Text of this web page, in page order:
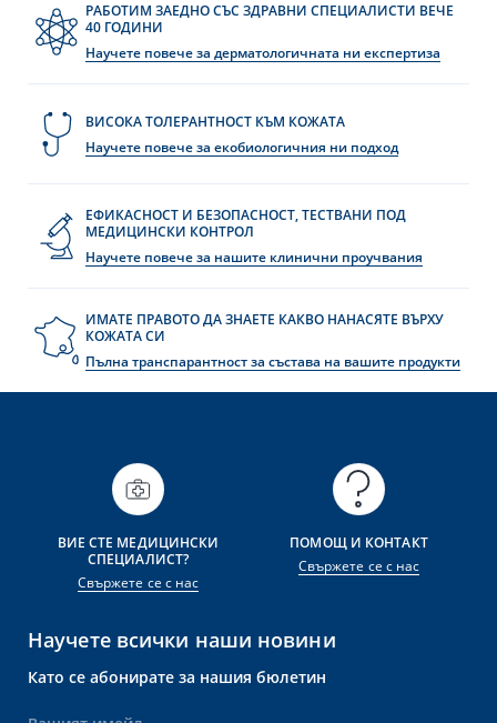
РАБОТИМ ЗАЕДНО СЪС ЗДРАВНИ СПЕЦИАЛИСТИ ВЕЧЕ
40 ГОДИНИ
Научете повече за дерматологичната ни експертиза
ВИСОКА ТОЛЕРАНТНОСТ КЪМ КОЖАТА
Научете повече за екобиологичния ни подход
ЕФИКАСНОСТ И БЕЗОПАСНОСТ, ТЕСТВАНИ ПОД
МЕДИЦИНСКИ КОНТРОЛ
Научете повече за нашите клинични проучвания
ИМАТЕ ПРАВОТО ДА ЗНАЕТЕ КАКВО НАНАСЯТЕ ВЪРХУ
КОЖАТА СИ
Пълна транспарантност за състава на вашите продукти
ВИЕ СТЕ МЕДИЦИНСКИ
СПЕЦИАЛИСТ?
Свържете се с нас
ПОМОЩ И КОНТАКТ
Свържете се с нас
Научете всички наши новини
Като се абонирате за нашия бюлетин